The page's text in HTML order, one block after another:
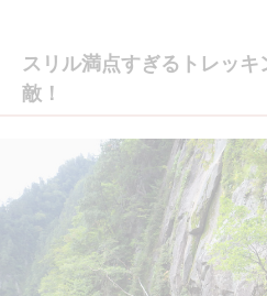
スリル満点すぎるトレッ
敵！